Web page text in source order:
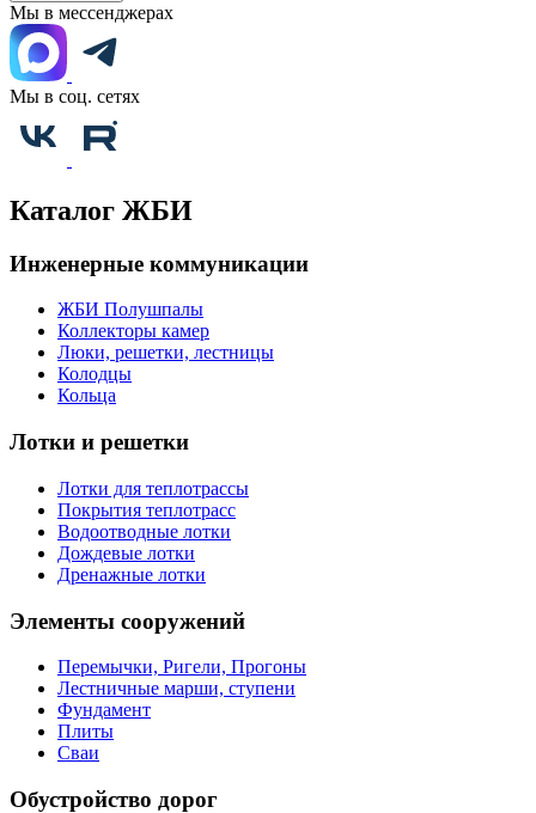
Мы в мессенджерах
Мы в соц. сетях
Каталог ЖБИ
Инженерные коммуникации
ЖБИ Полушпалы
Коллекторы камер
Люки, решетки, лестницы
Колодцы
Кольца
Лотки и решетки
Лотки для теплотрассы
Покрытия теплотрасс
Водоотводные лотки
Дождевые лотки
Дренажные лотки
Элементы сооружений
Перемычки, Ригели, Прогоны
Лестничные марши, ступени
Фундамент
Плиты
Сваи
Обустройство дорог